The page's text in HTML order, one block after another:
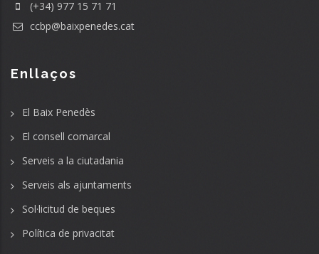
(+34) 977 15 71 71
ccbp@baixpenedes.cat
Enllaços
El Baix Penedès
El consell comarcal
Serveis a la ciutadania
Serveis als ajuntaments
Sol·licitud de beques
Política de privacitat